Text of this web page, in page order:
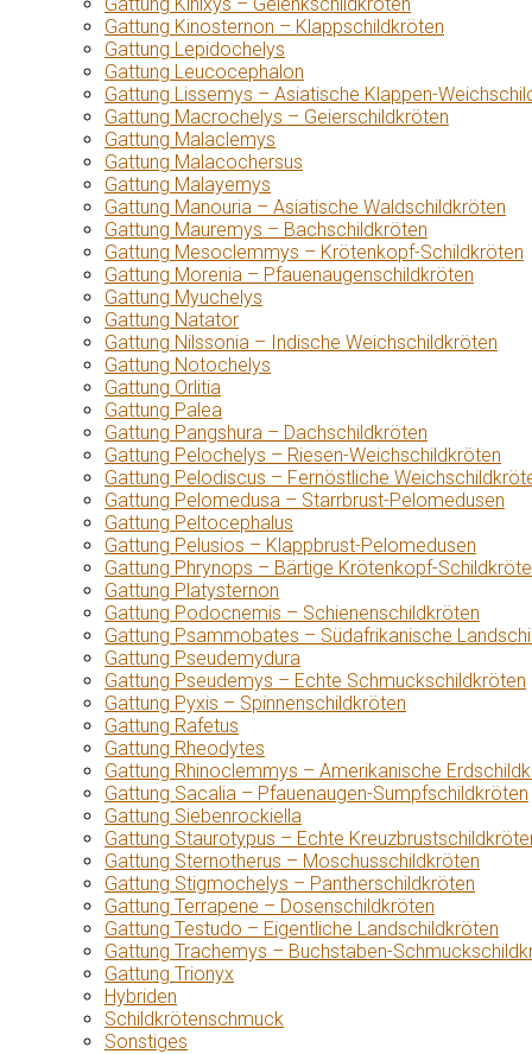
Gattung Kinosternon – Klappschildkröten
Gattung Lepidochelys
Gattung Leucocephalon
Gattung Lissemys – Asiatische Klappen-
Gattung Macrochelys – Geierschildkröten
Gattung Malaclemys
Gattung Malacochersus
Gattung Malayemys
Gattung Manouria – Asiatische Waldschildkröten
Gattung Mauremys – Bachschildkröten
Gattung Mesoclemmys – Krötenkopf-Schildkröten
Gattung Morenia – Pfauenaugenschildkröten
Gattung Myuchelys
Gattung Natator
Gattung Nilssonia – Indische Weichschildkröten
Gattung Notochelys
Gattung Orlitia
Gattung Palea
Gattung Pangshura – Dachschildkröten
Gattung Pelochelys – Riesen-Weichschildkröten
Gattung Pelodiscus – Fernöstliche
Gattung Pelomedusa – Starrbrust-Pelomedusen
Gattung Peltocephalus
Gattung Pelusios – Klappbrust-Pelomedusen
Gattung Phrynops – Bärtige Krötenkopf-
Gattung Platysternon
Gattung Podocnemis – Schienenschildkröten
Gattung Psammobates – Südafrikanische
Gattung Pseudemydura
Gattung Pseudemys – Echte Schmuckschildkröten
Gattung Pyxis – Spinnenschildkröten
Gattung Rafetus
Gattung Rheodytes
Gattung Rhinoclemmys – Amerikanische
Gattung Sacalia – Pfauenaugen-Sumpfschildkröten
Gattung Siebenrockiella
Gattung Staurotypus – Echte
Gattung Sternotherus – Moschusschildkröten
Gattung Stigmochelys – Pantherschildkröten
Gattung Terrapene – Dosenschildkröten
Gattung Testudo – Eigentliche Landschildkröten
Gattung Trachemys – Buchstaben-
Gattung Trionyx
Hybriden
Schildkrötenschmuck
Sonstiges